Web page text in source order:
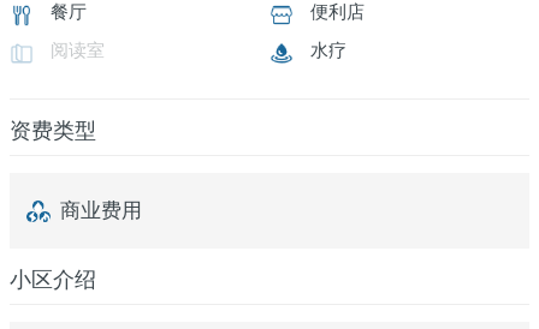
餐厅
便利店
阅读室
水疗
资费类型
商业费用
小区介绍